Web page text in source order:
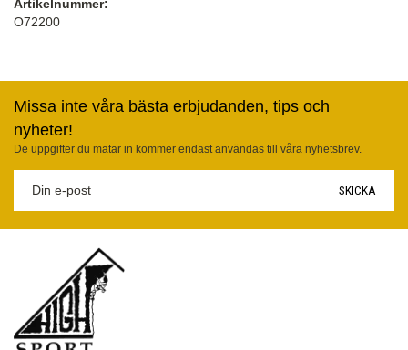
Artikelnummer:
O72200
Missa inte våra bästa erbjudanden, tips och
nyheter!
De uppgifter du matar in kommer endast användas till våra nyhetsbrev.
SKICKA